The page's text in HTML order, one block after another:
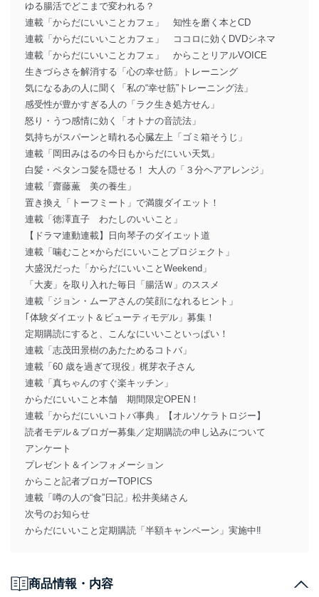
ゆる腸活でどこまで変われる？
連載「からだにいいことカフェ」 知性を磨く本とCD
連載「からだにいいことカフェ」 ココロに効くDVDシネマ
連載「からだにいいことカフェ」 からことリアルVOICE
生きづらさを解消する「心の幸せ筋」トレーニング
気になるあの人に聞く「私の“幸せ筋”トレーニング法」
感受性が豊かすぎる人の「ラク生き処方せん」
怒り・うつ感情に効く「オトナの音読法」
気持ちがスパーンと晴れる心臓左上「ゴミ箱そうじ」
連載「岡田みはるの今日もからだにいい天気」
白髪・ペタンコ髪を隠せる！ 大人の「３分ヘアアレンジ」
連載「齋藤薫 美の養生」
置き換え「トーフミート」で満腹ダイエット！
連載「徳澤直子 わたしのいいこと」
【ドラマ連動連載】日向琴子のダイエット道
連載「噛むこと×からだにいいことプロジェクト」
大盛況だった「からだにいいことWeekend」
「大麦」を取り入れた毎日「腸活Ｗ」のススメ
連載「ジョン・ムーアさんの笑顔になれるヒント」
｢体験ダイエット＆ビューティモデル」募集！
定期購読にすると、こんなにいいこといっぱい！
連載「志茂田景樹のあたためるコトバ」
連載「60 歳を過ぎて現役」梶芽衣子さん
連載「真ちゃんのすぐ楽キッチン」
からだにいいこと本舗 期間限定OPEN！
連載「からだにいいコトバ事典」【オルソケラトロジー】
読者モデル＆ブロガー募集／定期購読の申し込みについて
アンケート
プレゼント＆インフォメーション
からこと記者ブロガーTOPICS
連載「噂の人の“食”日記」松井美緒さん
次号のお知らせ
からだにいいこと定期購読「半額キャンペーン」実施中‼
商品情報・内容